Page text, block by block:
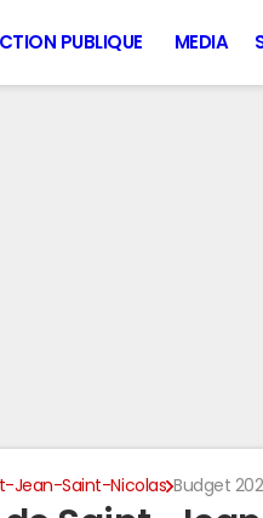
PUBLIQUE MEDIA
Jean-Saint-Nicolas Budget